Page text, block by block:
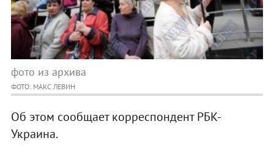
фото из архива
ФОТО: МАКС ЛЕВИН
Об этом сообщает корреспондент РБК-
Украина.